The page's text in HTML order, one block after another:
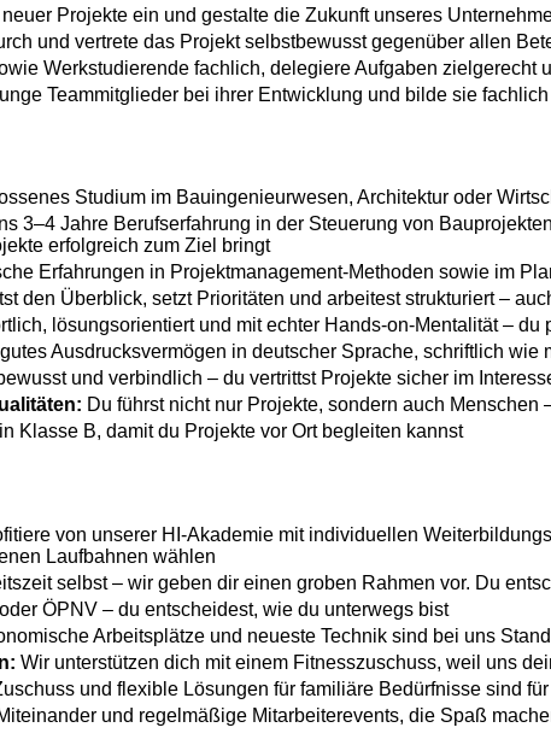
Projekte ein und gestalte die Zukunft unseres
und vertrete das Projekt selbstbewusst gegenüber allen
Werkstudierende fachlich, delegiere Aufgaben
Teammitglieder bei ihrer Entwicklung und bilde sie
Studium im Bauingenieurwesen, Architektur oder
3–4 Jahre Berufserfahrung in der Steuerung von
erfolgreich zum Ziel bringt
Erfahrungen in Projektmanagement-Methoden sowie im
den Überblick, setzt Prioritäten und arbeitest strukturiert –
lösungsorientiert und mit echter Hands-on-Mentalität – du
Ausdrucksvermögen in deutscher Sprache, schriftlich
und verbindlich – du vertrittst Projekte sicher im
Du führst nicht nur Projekte, sondern auch
Klasse B, damit du Projekte vor Ort begleiten kannst
von unserer HI-Akademie mit individuellen
Laufbahnen wählen
selbst – wir geben dir einen groben Rahmen vor. Du
ÖPNV – du entscheidest, wie du unterwegs bist
Arbeitsplätze und neueste Technik sind bei uns
Wir unterstützen dich mit einem Fitnesszuschuss, weil uns
und flexible Lösungen für familiäre Bedürfnisse sind
und regelmäßige Mitarbeiterevents, die Spaß